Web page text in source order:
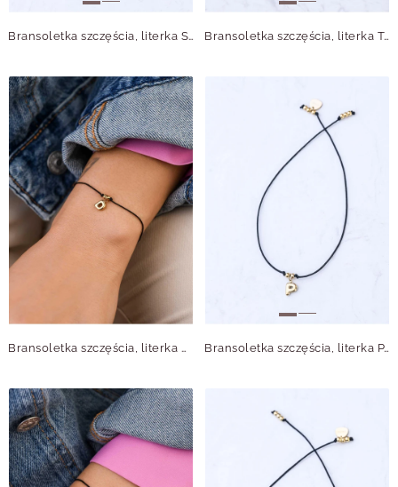
Bransoletka szczęścia, literka S, stal pozłacana S109081Z01 Bransoletka szczęścia, literka T, stal pozłacana S109082Z01
Bransoletka szczęścia, literka D, stal pozłacana S109074Z01 Bransoletka szczęścia, literka P, stal pozłacana S109075Z01